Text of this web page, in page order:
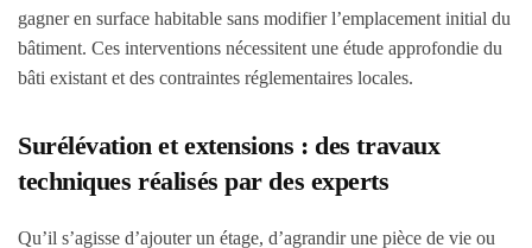
gagner en surface habitable sans modifier l’emplacement initial du
bâtiment. Ces interventions nécessitent une étude approfondie du
bâti existant et des contraintes réglementaires locales.
Surélévation et extensions : des travaux
techniques réalisés par des experts
Qu’il s’agisse d’ajouter un étage, d’agrandir une pièce de vie ou